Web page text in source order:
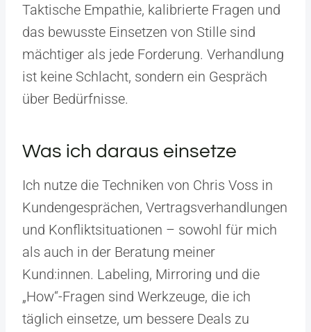
Taktische Empathie, kalibrierte Fragen und
das bewusste Einsetzen von Stille sind
mächtiger als jede Forderung. Verhandlung
ist keine Schlacht, sondern ein Gespräch
über Bedürfnisse.
Was ich daraus einsetze
Ich nutze die Techniken von Chris Voss in
Kundengesprächen, Vertragsverhandlungen
und Konfliktsituationen – sowohl für mich
als auch in der Beratung meiner
Kund:innen. Labeling, Mirroring und die
„How“-Fragen sind Werkzeuge, die ich
täglich einsetze, um bessere Deals zu